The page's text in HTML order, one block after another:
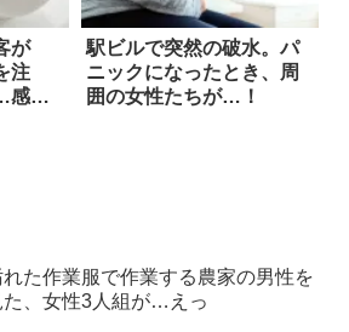
が
注
感動
駅ビルで突然の破水。パ
ニックになったとき、周
囲の女性たちが…！
れた作業服で作業する農家の男性を
た、女性3人組が…えっ